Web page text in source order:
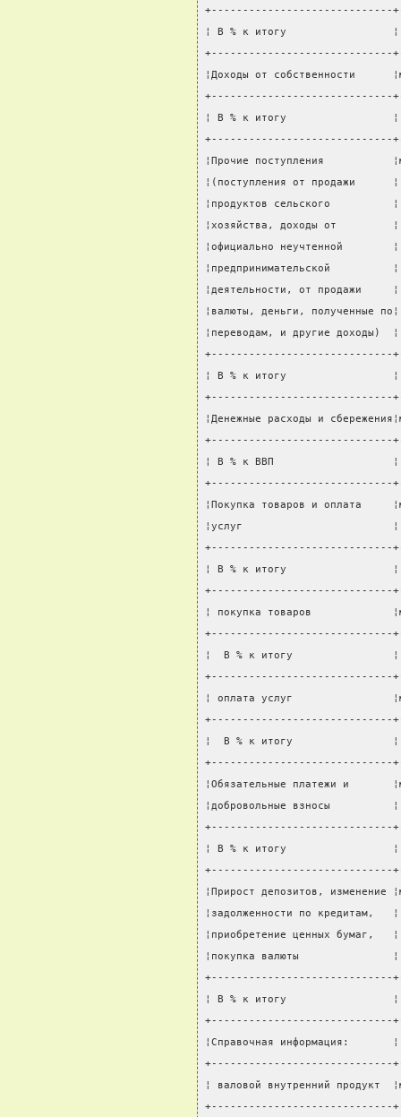
+-----------------------------
¦ В % к итогу
+-----------------------------
¦Доходы от собственности
+-----------------------------
¦ В % к итогу
+-----------------------------
¦Прочие поступления
¦(поступления от
¦продуктов сельского
¦хозяйства, доходы от
¦официально
¦предпринимательской
¦деятельности, от
¦валюты, деньги,
¦переводам, и другие
+-----------------------------
¦ В % к итогу
+-----------------------------
¦Денежные расходы и
+-----------------------------
¦ В % к ВВП
+-----------------------------
¦Покупка товаров и оплата
¦услуг
+-----------------------------
¦ В % к итогу
+-----------------------------
¦ покупка товаров
+-----------------------------
¦  В % к итогу
+-----------------------------
¦ оплата услуг
+-----------------------------
¦  В % к итогу
+-----------------------------
¦Обязательные платежи и
¦добровольные взносы
+-----------------------------
¦ В % к итогу
+-----------------------------
¦Прирост депозитов,
¦задолженности по
¦приобретение ценных
¦покупка валюты
+-----------------------------
¦ В % к итогу
+-----------------------------
¦Справочная
+-----------------------------
¦ валовой внутренний
+-----------------------------